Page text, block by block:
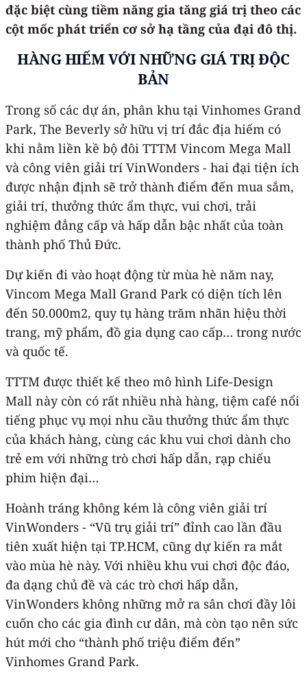
đặc biệt cùng tiềm năng gia tăng giá trị theo các
cột mốc phát triển cơ sở hạ tầng của đại đô thị.
HÀNG HIẾM VỚI NHỮNG GIÁ TRỊ ĐỘC
BẢN
Trong số các dự án, phân khu tại Vinhomes Grand
Park, The Beverly sở hữu vị trí đắc địa hiếm có
khi nằm liền kề bộ đôi TTTM Vincom Mega Mall
và công viên giải trí VinWonders - hai đại tiện ích
được nhận định sẽ trở thành điểm đến mua sắm,
giải trí, thưởng thức ẩm thực, vui chơi, trải
nghiệm đẳng cấp và hấp dẫn bậc nhất của toàn
thành phố Thủ Đức.
Dự kiến đi vào hoạt động từ mùa hè năm nay,
Vincom Mega Mall Grand Park có diện tích lên
đến 50.000m2, quy tụ hàng trăm nhãn hiệu thời
trang, mỹ phẩm, đồ gia dụng cao cấp… trong nước
và quốc tế.
TTTM được thiết kế theo mô hình Life-Design
Mall này còn có rất nhiều nhà hàng, tiệm café nổi
tiếng phục vụ mọi nhu cầu thưởng thức ẩm thực
của khách hàng, cùng các khu vui chơi dành cho
trẻ em với những trò chơi hấp dẫn, rạp chiếu
phim hiện đại…
Hoành tráng không kém là công viên giải trí
VinWonders - “Vũ trụ giải trí” đỉnh cao lần đầu
tiên xuất hiện tại TP.HCM, cũng dự kiến ra mắt
vào mùa hè này. Với nhiều khu vui chơi độc đáo,
đa dạng chủ đề và các trò chơi hấp dẫn,
VinWonders không những mở ra sân chơi đầy lôi
cuốn cho các gia đình cư dân, mà còn tạo nên sức
hút mới cho “thành phố triệu điểm đến”
Vinhomes Grand Park.